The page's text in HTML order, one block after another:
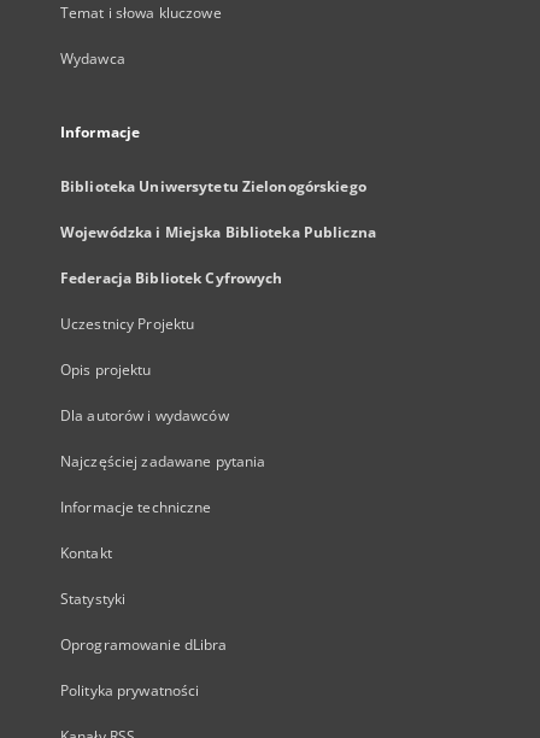
Temat i słowa kluczowe
Wydawca
Informacje
Biblioteka Uniwersytetu Zielonogórskiego
Wojewódzka i Miejska Biblioteka Publiczna
Federacja Bibliotek Cyfrowych
Uczestnicy Projektu
Opis projektu
Dla autorów i wydawców
Najczęściej zadawane pytania
Informacje techniczne
Kontakt
Statystyki
Oprogramowanie dLibra
Polityka prywatności